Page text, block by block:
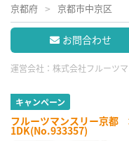
京都府 京都市中京区
お問合わせ
運営会社： 株式会社フルーツ
キャンペーン
フルーツマンスリー京都
1DK(No.933357)